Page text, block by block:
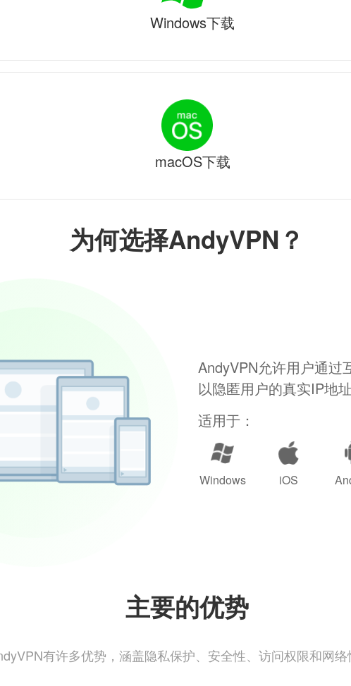
为何选择AndyVPN？
AndyVPN允许用户通过
以隐匿用户的真实IP地
适用于：
Windows iOS
主要的优势
有许多优势，涵盖隐私保护、安全性、访问权限和网
Windows下载
macOS下载